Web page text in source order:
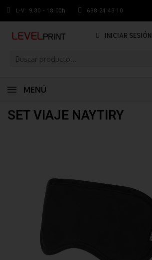
L-V: 9.30 - 18:00h 638 24 43 10
INICIAR SESIÓN
MENÚ
SET VIAJE NAYTIRY